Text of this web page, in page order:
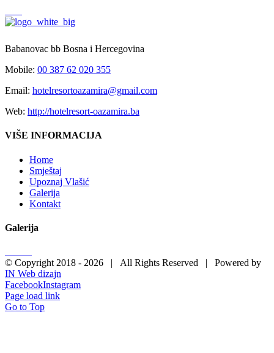
Babanovac bb Bosna i Hercegovina
Mobile: 00 387 62 020 355
Email: hotelresortoazamira@gmail.com
Web: http://hotelresort-oazamira.ba
VIŠE INFORMACIJA
Home
Smještaj
Upoznaj Vlašić
Galerija
Kontakt
Galerija
© Copyright 2018 - 2026 | All Rights Reserved | Powered by
IN Web dizajn
FacebookInstagram
Page load link
Go to Top